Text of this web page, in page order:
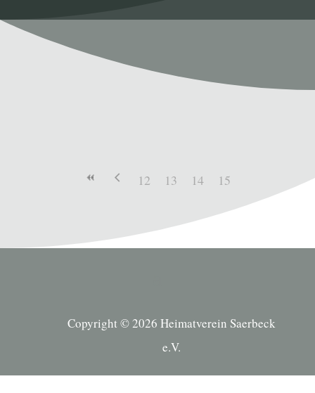
12 13 14 15
Copyright © 2026 Heimatverein Saerbeck
e.V.